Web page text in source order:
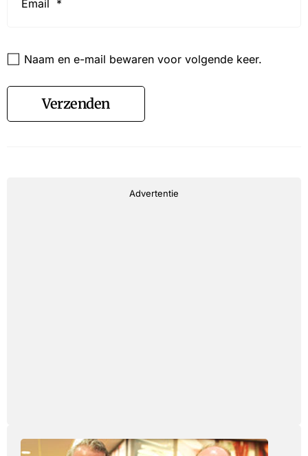
Naam en e-mail bewaren voor volgende keer.
Verzenden
Advertentie